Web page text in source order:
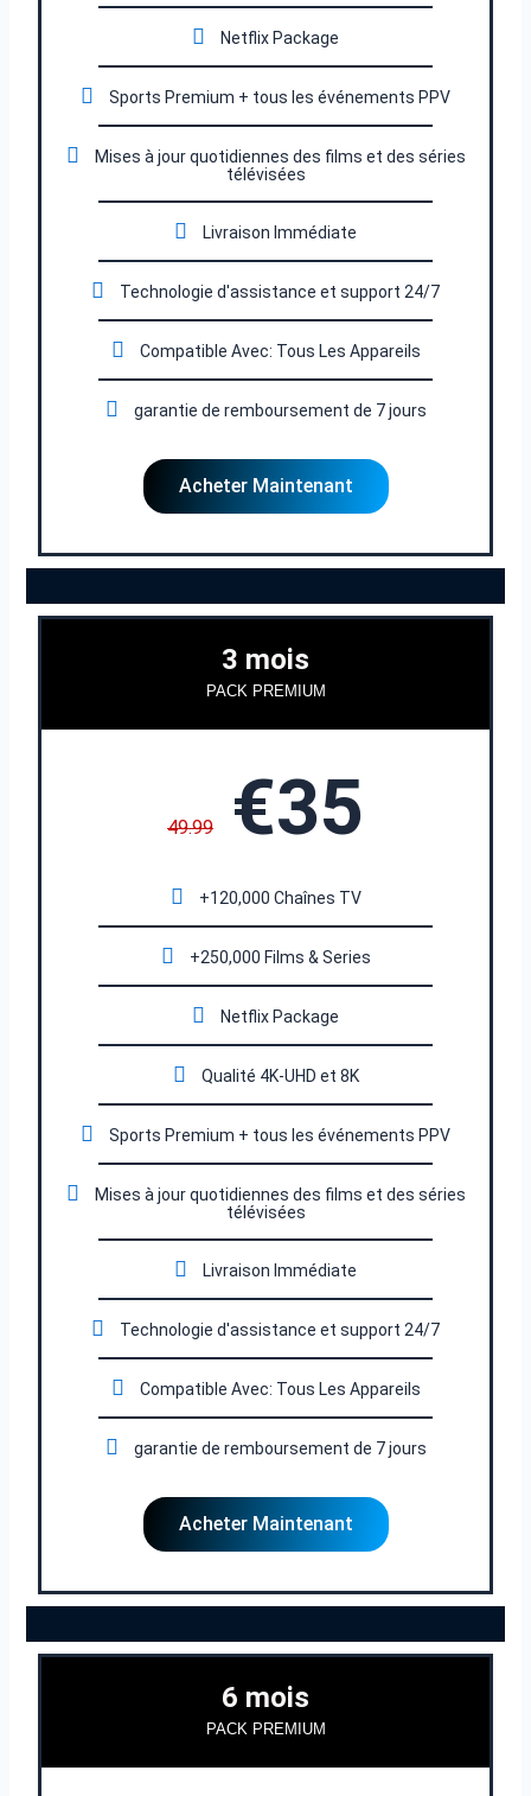
Netflix Package
Sports Premium + tous les événements PPV
Mises à jour quotidiennes des films et des séries
télévisées
Livraison Immédiate
Technologie d'assistance et support 24/7
Compatible Avec: Tous Les Appareils
garantie de remboursement de 7 jours
Acheter Maintenant
3 mois
PACK PREMIUM
49.99 €35
+120,000 Chaînes TV
+250,000 Films & Series
Netflix Package
Qualité 4K-UHD et 8K
Sports Premium + tous les événements PPV
Mises à jour quotidiennes des films et des séries
télévisées
Livraison Immédiate
Technologie d'assistance et support 24/7
Compatible Avec: Tous Les Appareils
garantie de remboursement de 7 jours
Acheter Maintenant
6 mois
PACK PREMIUM